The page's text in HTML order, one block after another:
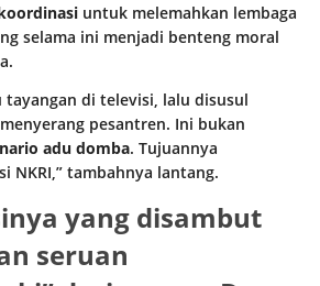
untuk melemahkan lembaga
selama ini menjadi benteng moral
tayangan di televisi, lalu disusul
pesantren. Ini bukan
adu domba. Tujuannya
NKRI,” tambahnya lantang.
yang disambut
seruan